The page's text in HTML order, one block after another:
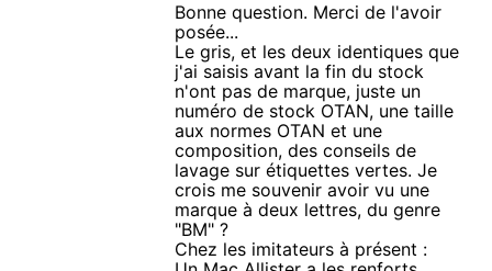
Bonne question. Merci de l'avoir
posée...
Le gris, et les deux identiques que
j'ai saisis avant la fin du stock
n'ont pas de marque, juste un
numéro de stock OTAN, une taille
aux normes OTAN et une
composition, des conseils de
lavage sur étiquettes vertes. Je
crois me souvenir avoir vu une
marque à deux lettres, du genre
"BM" ?
Chez les imitateurs à présent :